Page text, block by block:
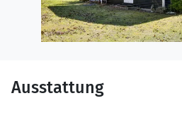
Ausstattung